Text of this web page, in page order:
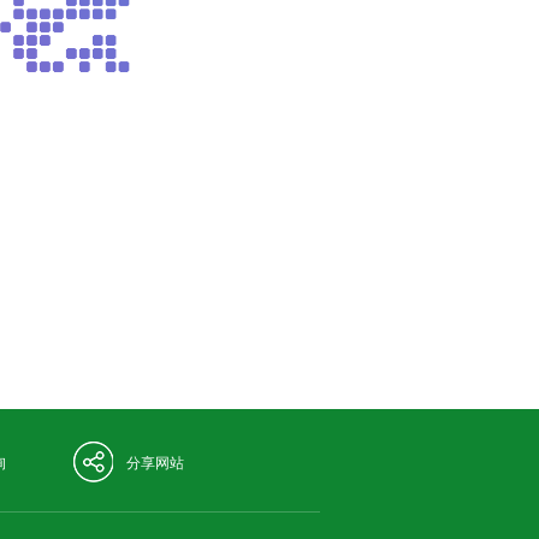
分享网站